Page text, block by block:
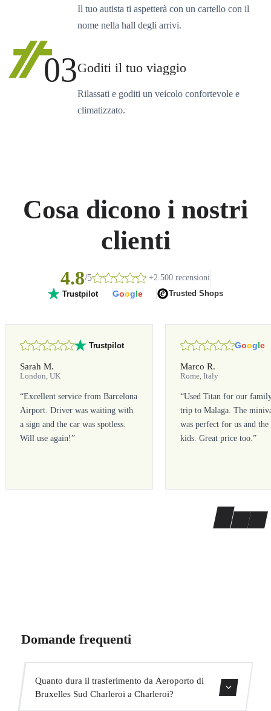
Il tuo autista ti aspetterà con un cartello con il
nome nella hall degli arrivi.
03Goditi il tuo viaggio
Rilassati e goditi un veicolo confortevole e
climatizzato.
Cosa dicono i nostri
clienti
4.8/5 +2.500 recensioni
Trustpilot Google Trusted Shops
Trustpilot
Sarah M.
London, UK
“Excellent service from Barcelona
Airport. Driver was waiting with
a sign and the car was spotless.
Will use again!”
Google
Marco R.
Rome, Italy
“Used Titan for our
trip to Malaga. The
was perfect for us and the
kids. Great price too.”
Domande frequenti
Quanto dura il trasferimento da Aeroporto di
Bruxelles Sud Charleroi a Charleroi?